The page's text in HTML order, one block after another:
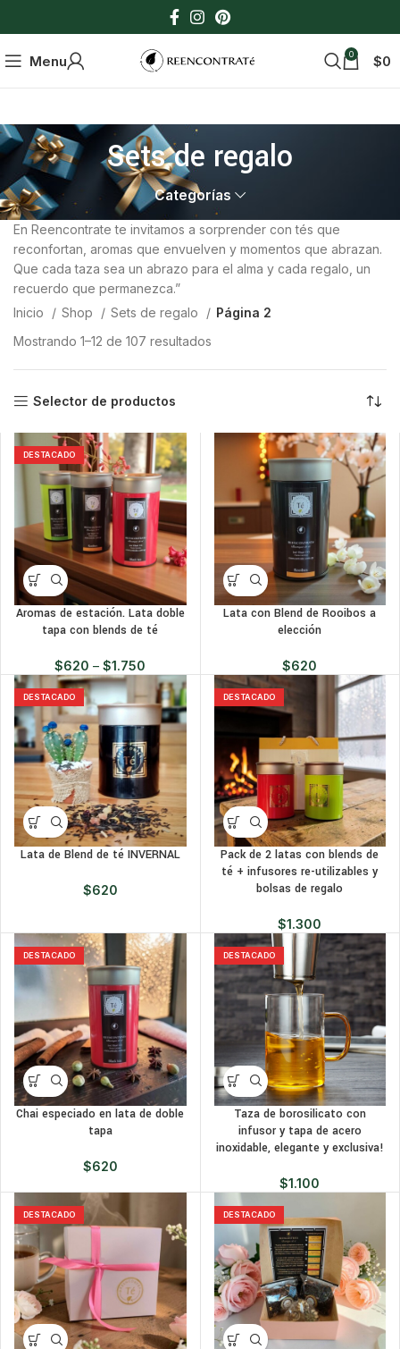
Menu 0 $0
Sets de regalo
Categorías
En Reencontrate te invitamos a sorprender con tés que
reconfortan, aromas que envuelven y momentos que abrazan.
Que cada taza sea un abrazo para el alma y cada regalo, un
recuerdo que permanezca.”
Inicio
Shop Sets de regalo
Página 2
Mostrando 1–12 de 107 resultados
Selector de productos
DESTACADO
Aromas de estación. Lata doble
tapa con blends de té
$620 –$1.750
Lata con Blend de Rooibos a
elección
$620
DESTACADO
Lata de Blend de té INVERNAL
$620
DESTACADO
Pack de 2 latas con blends de
té + infusores re-utilizables y
bolsas de regalo
$1.300
DESTACADO
Chai especiado en lata de doble
tapa
$620
DESTACADO
Taza de borosilicato con
infusor y tapa de acero
inoxidable, elegante y exclusiva!
$1.100
DESTACADO DESTACADO